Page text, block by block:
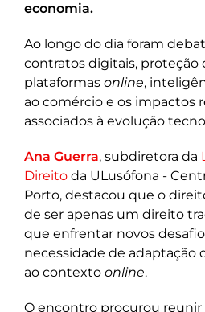
economia.
Ao longo do dia foram
contratos digitais, proteção
plataformas online,
ao comércio e os impactos
associados à evolução
Ana Guerra, subdiretora da
Direito da ULusófona -
Porto, destacou que o
de ser apenas um direito
que enfrentar novos
necessidade de adaptação
ao contexto online.
O encontro procurou